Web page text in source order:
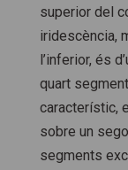
superior del
iridescència,
l’inferior, és
quart
característic,
sobre un
segments